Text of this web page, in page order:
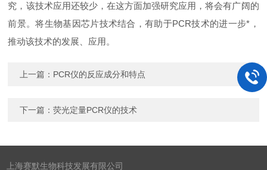
究，该技术应用还较少，在这方面加强研究应用，将会有广阔的
前景。将生物基因芯片技术结合，有助于PCR技术的进一步*，
推动该技术的发展、应用。
上一篇： PCR仪的反应成分和特点
下一篇：荧光定量PCR仪的技术
上海赛默生物科技发展有限公司